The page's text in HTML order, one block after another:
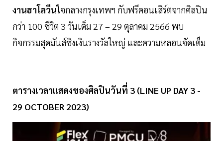
งานฮาโลวีนใจกลางกรุงเทพฯ กับฟรีคอนเสิร์ตจากศิลปิน
กว่า 100 ชีวิต 3 วันเต็ม 27 – 29 ตุลาคม 2566 พบ
กิจกรรมสุดมันส์ชิงเงินรางวัลใหญ่ และความหลอนจัดเต็ม
ตารางเวลาแสดงของศิลปินวันที่ 3 (LINE UP DAY 3 -
29 OCTOBER 2023)